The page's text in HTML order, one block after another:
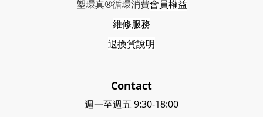
塑環真®循環消費會員權益
維修服務
退換貨說明
Contact
週一至週五 9:30-18:00